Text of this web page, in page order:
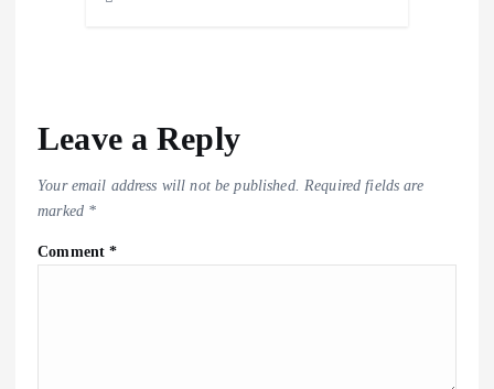
Leave a Reply
Your email address will not be published. Required fields are
marked *
Comment*